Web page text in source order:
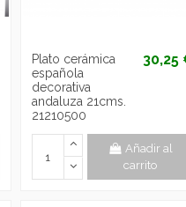
Plato cerámica
española
decorativa
andaluza 21cms.
21210500
30,25
Añadir al
carrito